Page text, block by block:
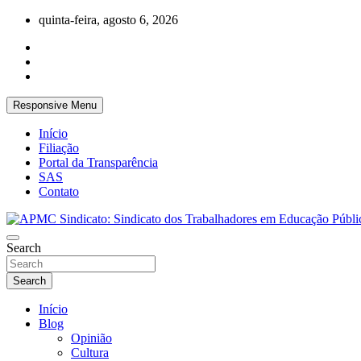
Skip
content
quinta-feira, agosto 6, 2026
Responsive Menu
Início
Filiação
Portal da Transparência
SAS
Contato
APMC Sindicato: Sindicato dos
APMC Sindicato dos Trabalhadores em educação pública do
Search
Search
Início
Blog
Opinião
Cultura